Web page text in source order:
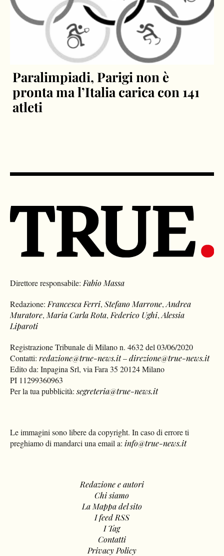
Paralimpiadi, Parigi non è
pronta ma l’Italia carica con 141
atleti
Direttore responsabile: Fabio Massa
Redazione: Francesca Ferri,Stefano Marrone,Andrea
Muratore, Maria Carla Rota, Federico Ughi,Alessia
Liparoti
Registrazione Tribunale di Milano n. 4632 del 03/06/2020
Contatti:redazione@true-news.it–direzione@true-news.it
Edito da: Inpagina Srl, via Fara 35 20124 Milano
PI 11299360963
Per la tua pubblicità:segreteria@true-news.it
Le immagini sono libere da copyright. In caso di errore ti
preghiamo di mandarci una email a: info@true-news.it
Redazione e autori
Chi siamo
La Mappa del sito
I feed RSS
I Tag
Contatti
Privacy Policy